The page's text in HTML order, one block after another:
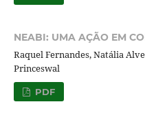
NEABI: UMA AÇÃO EM
Raquel Fernandes, Natália
Princeswal
PDF